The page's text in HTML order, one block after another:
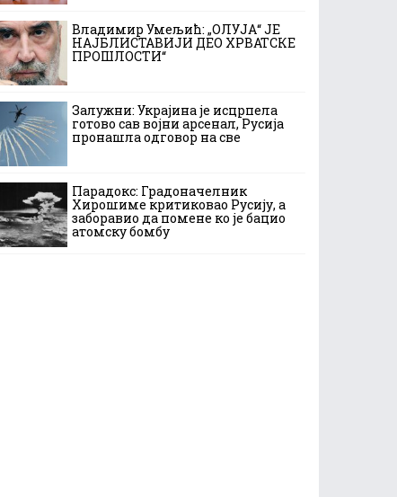
Владимир Умељић: „ОЛУЈА“ ЈЕ
НАЈБЛИСТАВИЈИ ДЕО ХРВАТСКЕ
ПРОШЛОСТИ“
Залужни: Украјина је исцрпела
готово сав војни арсенал, Русија
пронашла одговор на све
Парадокс: Градоначелник
Хирошиме критиковао Русију, а
заборавио да помене ко је бацио
атомску бомбу